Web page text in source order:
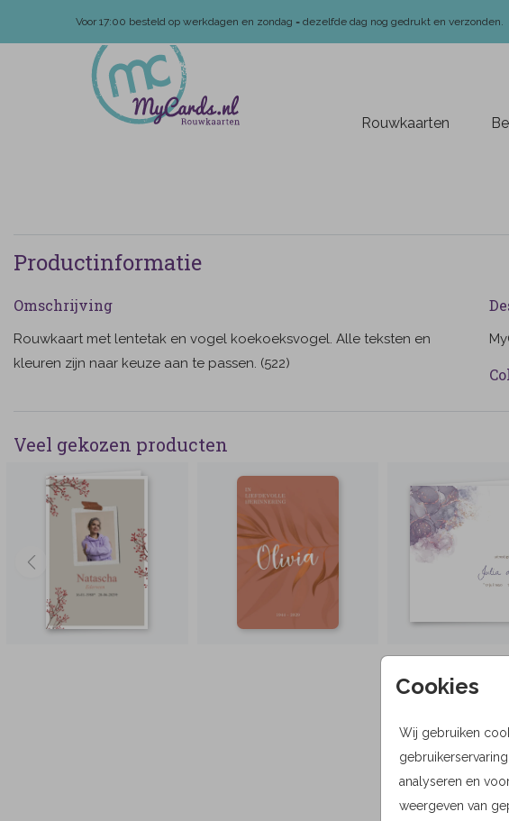
Voor 17:00 besteld op werkdagen en zondag = dezelfde dag nog gedrukt en verzonden.
Rouwkaarten
Cookies
Wij gebruiken
analyseren en
weergeven van
Productinformatie
Omschrijving
Rouwkaart met lentetak en vogel koekoeksvogel. Alle teksten en
kleuren zijn naar keuze aan te passen. (522)
Veel gekozen producten